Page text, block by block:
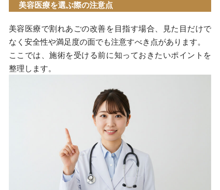
美容医療を選ぶ際の注意点
美容医療で割れあごの改善を目指す場合、見た目だけで
なく安全性や満足度の面でも注意すべき点があります。
ここでは、施術を受ける前に知っておきたいポイントを
整理します。